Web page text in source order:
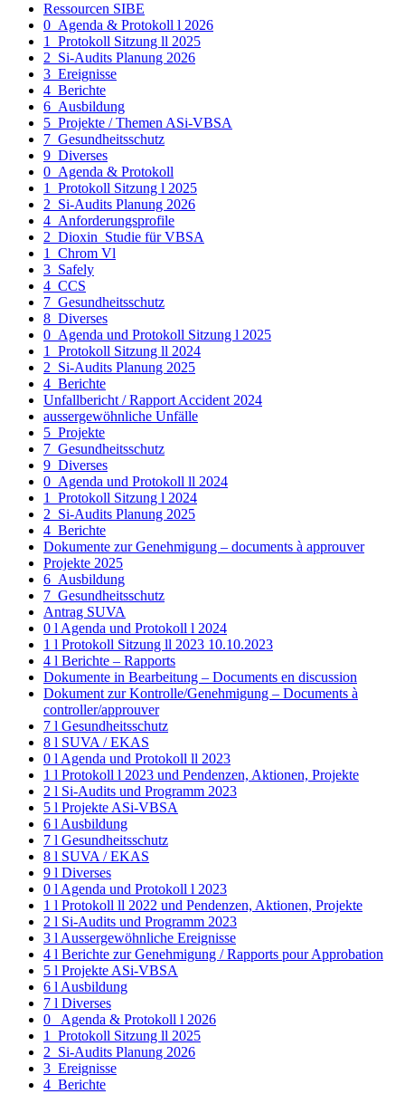
Ressourcen SIBE
0_Agenda & Protokoll l 2026
1_Protokoll Sitzung ll 2025
2_Si-Audits Planung 2026
3_Ereignisse
4_Berichte
6_Ausbildung
5_Projekte / Themen ASi-VBSA
7_Gesundheitsschutz
9_Diverses
0_Agenda & Protokoll
1_Protokoll Sitzung l 2025
2_Si-Audits Planung 2026
4_Anforderungsprofile
2_Dioxin_Studie für VBSA
1_Chrom Vl
3_Safely
4_CCS
7_Gesundheitsschutz
8_Diverses
0_Agenda und Protokoll Sitzung l 2025
1_Protokoll Sitzung ll 2024
2_Si-Audits Planung 2025
4_Berichte
Unfallbericht / Rapport Accident 2024
aussergewöhnliche Unfälle
5_Projekte
7_Gesundheitsschutz
9_Diverses
0_Agenda und Protokoll ll 2024
1_Protokoll Sitzung l 2024
2_Si-Audits Planung 2025
4_Berichte
Dokumente zur Genehmigung – documents à approuver
Projekte 2025
6_Ausbildung
7_Gesundheitsschutz
Antrag SUVA
0 l Agenda und Protokoll l 2024
1 l Protokoll Sitzung ll 2023 10.10.2023
4 l Berichte – Rapports
Dokumente in Bearbeitung – Documents en discussion
Dokument zur Kontrolle/Genehmigung – Documents à
controller/approuver
7 l Gesundheitsschutz
8 l SUVA / EKAS
0 l Agenda und Protokoll ll 2023
1 l Protokoll l 2023 und Pendenzen, Aktionen, Projekte
2 l Si-Audits und Programm 2023
5 l Projekte ASi-VBSA
6 l Ausbildung
7 l Gesundheitsschutz
8 l SUVA / EKAS
9 l Diverses
0 l Agenda und Protokoll l 2023
1 l Protokoll ll 2022 und Pendenzen, Aktionen, Projekte
2 l Si-Audits und Programm 2023
3 l Aussergewöhnliche Ereignisse
4 l Berichte zur Genehmigung / Rapports pour Approbation
5 l Projekte ASi-VBSA
6 l Ausbildung
7 l Diverses
0_ Agenda & Protokoll l 2026
1_Protokoll Sitzung ll 2025
2_Si-Audits Planung 2026
3_Ereignisse
4_Berichte